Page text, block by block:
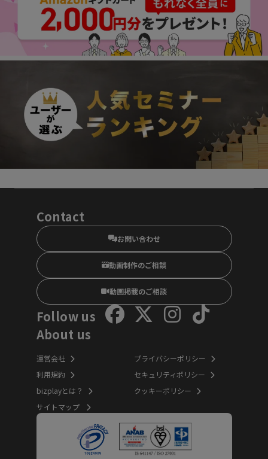
Contact
お問い合わせ
動画制作のご相談
動画掲載のご相談
Follow us
About us
運営会社
利用規約
bizplayとは？
サイトマップ
プライバシーポリシー
セキュリティポリシー
クッキーポリシー